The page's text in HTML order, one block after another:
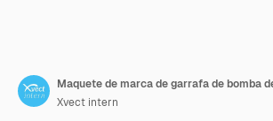
Xvect intern